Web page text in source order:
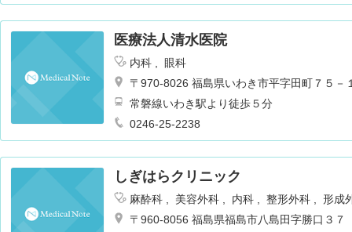
医療法人清水医院
内科
眼科
〒970-8026 福島県いわき市平字田町７５－
常磐線いわき駅より徒歩５分
0246-25-2238
しぎはらクリニック
麻酔科 美容外科 内科 整形外科
形成
〒960-8056 福島県福島市八島田字勝口３７